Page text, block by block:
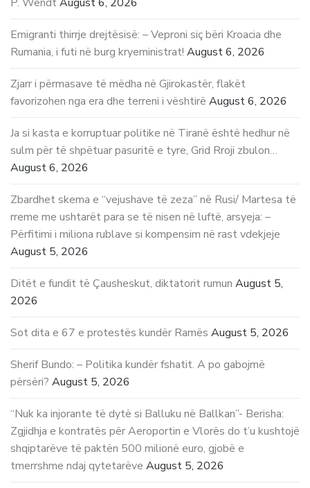
Emigranti thirrje drejtësisë: – Veproni siç bëri Kroacia dhe
Rumania, i futi në burg kryeministrat! August 6, 2026
Zjarr i përmasave të mëdha në Gjirokastër, flakët
favorizohen nga era dhe terreni i vështirë August 6, 2026
Ja si kasta e korruptuar politike në Tiranë është hedhur në
sulm për të shpëtuar pasuritë e tyre, Grid Rroji zbulon…
August 6, 2026
Zbardhet skema e “vejushave të zeza” në Rusi/ Martesa të
rreme me ushtarët para se të nisen në luftë, arsyeja: –
Përfitimi i miliona rublave si kompensim në rast vdekjeje
August 5, 2026
Ditët e fundit të Çausheskut, diktatorit rumun August 5,
2026
Sot dita e 67 e protestës kundër Ramës August 5, 2026
Sherif Bundo: – Politika kundër fshatit. A po gabojmë
përsëri? August 5, 2026
“Nuk ka injorante të dytë si Balluku në Ballkan”- Berisha:
Zgjidhja e kontratës për Aeroportin e Vlorës do t’u kushtojë
shqiptarëve të paktën 500 milionë euro, gjobë e
tmerrshme ndaj qytetarëve August 5, 2026